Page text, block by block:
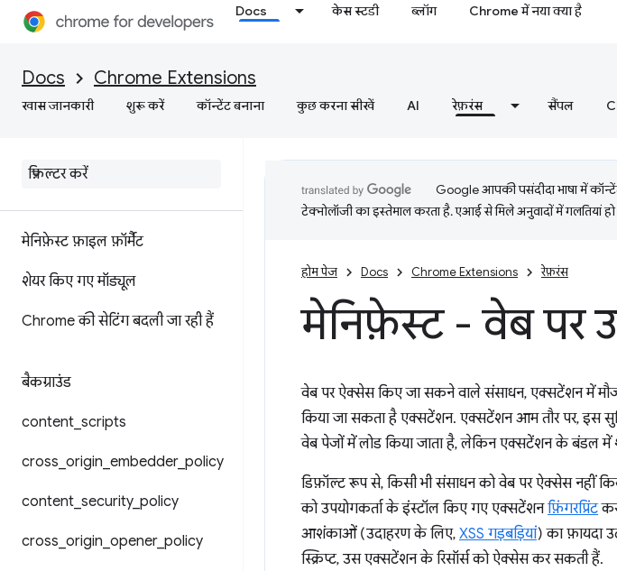
Docs केस स्टडी ब्लॉग Chrome में नया क्या है
Docs Chrome Extensions
खास जानकारी शुरू करें कॉन्टेंट बनाना कुछ करना सीखें AI रेफ़रंस सैंपल
मेनिफ़ेस्ट फ़ाइल फ़ॉर्मैट
शेयर किए गए मॉड्यूल
Chrome की सेटिंग बदली जा रही हैं
बैकग्राउंड
content scripts
cross origin embedder_ policy
content security_ policy
cross origin opener_ policy
Google आपकी पसंदीदा भाषा में
टेक्नोलॉजी का इस्तेमाल करता है. एआई से मिले अनुवादों में गलतियां
होम पेज Docs Chrome Extensions रेफ़रंस
मेनिफ़ेस्ट - वेब पर
वेब पर ऐक्सेस किए जा सकने वाले संसाधन, एक्सटेंशन में
किया जा सकता है एक्सटेंशन. एक्सटेंशन आम तौर पर, इस
वेब पेजों में लोड किया जाता है, लेकिन एक्सटेंशन के बंडल
डिफ़ॉल्ट रूप से, किसी भी संसाधन को वेब पर ऐक्सेस नहीं
को उपयोगकर्ता के इंस्टॉल किए गए एक्सटेंशनफ़िंगरप्रिंट
आशंकाओं (उदाहरण के लिए, XSS गड़बड़ियां) का फ़ायदा
स्क्रिप्ट, उस एक्सटेंशन के रिसॉर्स को ऐक्सेस कर सकती हैं.